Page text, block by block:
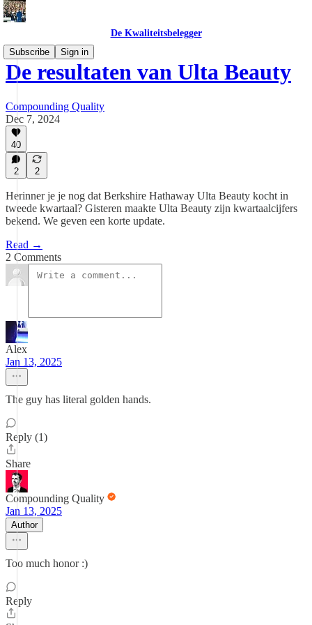
De Kwaliteitsbelegger
Subscribe
Sign in
De resultaten van Ulta Beauty
Compounding Quality
Dec 7, 2024
40
2 2
Herinner je je nog dat Berkshire Hathaway Ulta Beauty kocht in
tweede kwartaal? Gisteren maakte Ulta Beauty zijn kwartaalcijfers
bekend. We geven een korte update.
Read →
2 Comments
Alex
Jan 13, 2025
The guy has literal golden hands.
Reply (1)
Share
Compounding Quality
Jan 13, 2025
Author
Too much honor :)
Reply